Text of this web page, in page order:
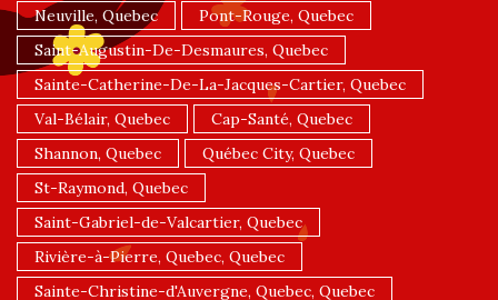
Neuville, Quebec
Pont-Rouge, Quebec
Saint-Augustin-De-Desmaures, Quebec
Sainte-Catherine-De-La-Jacques-Cartier, Quebec
Val-Bélair, Quebec
Cap-Santé, Quebec
Shannon, Quebec
Québec City, Quebec
St-Raymond, Quebec
Saint-Gabriel-de-Valcartier, Quebec
Rivière-à-Pierre, Quebec, Quebec
Sainte-Christine-d'Auvergne, Quebec, Quebec